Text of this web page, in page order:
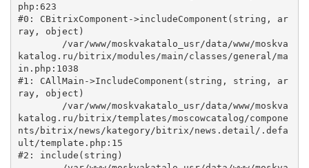
php:623
#0: CBitrixComponent->includeComponent(string, ar
ray, object)
katalog.ru/bitrix/modules/main/classes/general/ma
in.php:1038
#1: CAllMain->IncludeComponent(string, string, ar
ray, object)
katalog.ru/bitrix/templates/moscowcatalog/compone
nts/bitrix/news/kategory/bitrix/news.detail/.defa
ult/template.php:15
#2: include(string)